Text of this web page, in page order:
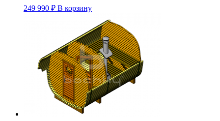
249 990 ₽ В корзинуЭтот
имеет
несколько
вариаций.
Опции
можно
выбрать
на
странице
товара.